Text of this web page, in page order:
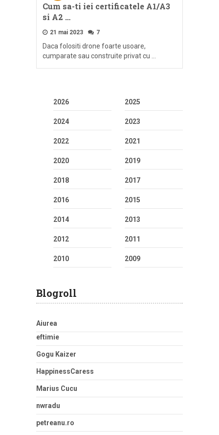
Cum sa-ti iei certificatele A1/A3
si A2 …
21 mai 2023 7
Daca folositi drone foarte usoare,
cumparate sau construite privat cu …
2026 2025
2024 2023
2022 2021
2020 2019
2018 2017
2016 2015
2014 2013
2012 2011
2010 2009
Blogroll
Aiurea
eftimie
Gogu Kaizer
HappinessCaress
Marius Cucu
nwradu
petreanu.ro